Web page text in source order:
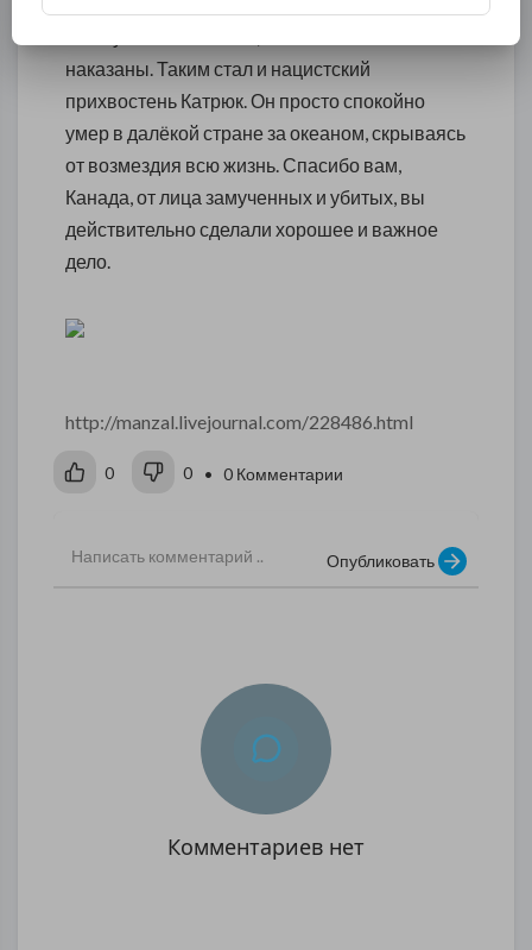
наказаны. Таким стал и нацистский
прихвостень Катрюк. Он просто спокойно
умер в далёкой стране за океаном, скрываясь
от возмездия всю жизнь. Спасибо вам,
Канада, от лица замученных и убитых, вы
действительно сделали хорошее и важное
дело.
http://manzal.livejournal.com/228486.html
0 0 • 0 Комментарии
Опубликовать
Комментариев нет